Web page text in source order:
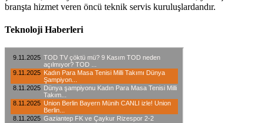
branşta hizmet veren öncü teknik servis kuruluşlardandır.
Teknoloji Haberleri